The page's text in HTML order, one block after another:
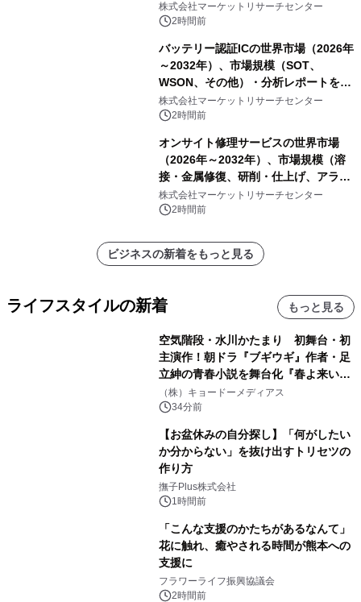
株式会社マーケットリサーチセンター
2時間前
バッテリー認証ICの世界市場（2026年
～2032年）、市場規模（SOT、
WSON、その他）・分析レポートを発
表
株式会社マーケットリサーチセンター
2時間前
オンサイト修理サービスの世界市場
（2026年～2032年）、市場規模（溶
接・金属修復、研削・仕上げ、アライ
メント、その他）・分析レポートを発
表
株式会社マーケットリサーチセンター
2時間前
ビジネスの新着をもっと見る
ライフスタイルの新着 もっと見る
空気階段・水川かたまり 初舞台・初
主演作！朝ドラ『ブギウギ』作者・足
立紳の青春小説を舞台化『春よ来い、
マジで来い』キービジュアル解禁！
（株）キョードーメディアス
34分前
【お盆休みの自分探し】「何がしたい
か分からない」を抜け出すトリセツの
作り方
撫子Plus株式会社
1時間前
「こんな支援のかたちがあるなんて」
花に触れ、癒やされる時間が熊本への
支援に
フラワーライフ振興協議会
2時間前